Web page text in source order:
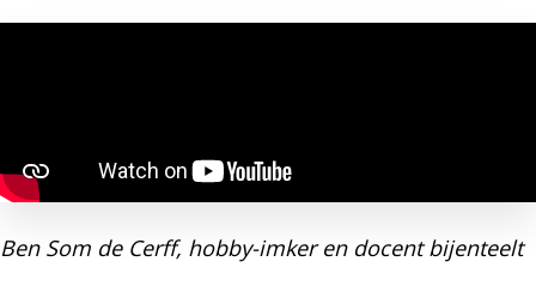
Ben Som de Cerff, hobby-imker en docent bijenteelt